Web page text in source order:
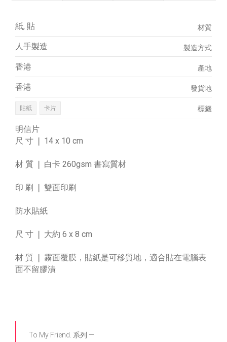
材質
紙, 貼
製造方式
人手製造
產地
香港
發貨地
香港
標籤
貼紙 卡片
明信片
尺 寸 ❘ 14 x 10 cm
材 質 ❘ 白卡 260gsm 書寫質材
印 刷 ❘ 雙面印刷
防水貼紙
尺 寸 ❘ 大約 6 x 8 cm
材 質 ❘ 霧面覆膜，貼紙是可移質地，適合貼在電腦表
面不留膠漬
To My Friend. 系列 —